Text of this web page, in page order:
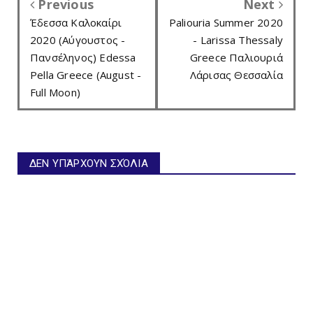
Previous
Έδεσσα Καλοκαίρι
2020 (Αύγουστος -
Πανσέληνος) Edessa
Pella Greece (August -
Full Moon)
Next
Paliouria Summer 2020
- Larissa Thessaly
Greece Παλιουριά
Λάρισας Θεσσαλία
ΔΕΝ ΥΠΆΡΧΟΥΝ ΣΧΌΛΙΑ